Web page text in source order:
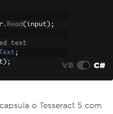
. Read ( input );
text
Text ;
); VB C#
o Tesseract 5 com